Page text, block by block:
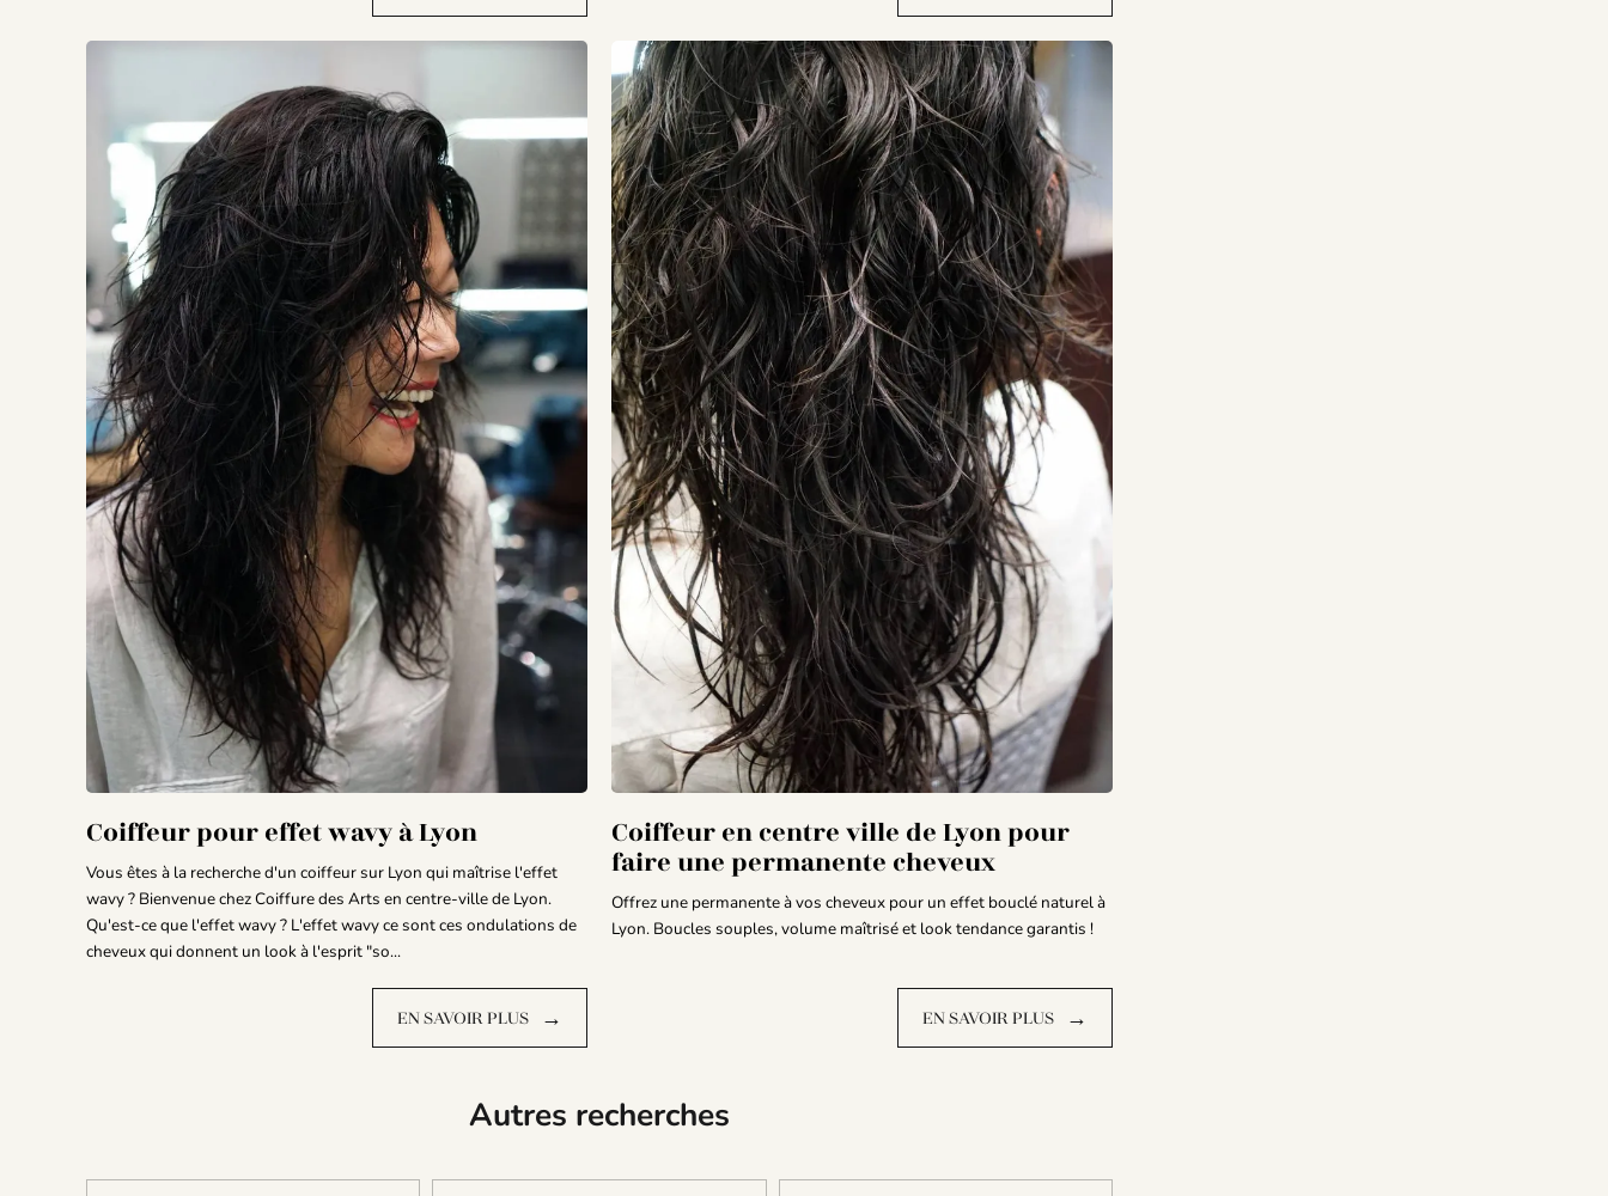
Coiffeur pour effet wavy à Lyon
Vous êtes à la recherche d'un coiffeur sur Lyon qui maîtrise l'effet
wavy ? Bienvenue chez Coiffure des Arts en centre-ville de Lyon.
Qu'est-ce que l'effet wavy ? L'effet wavy ce sont ces ondulations de
cheveux qui donnent un look à l'esprit "so...
EN SAVOIR PLUS →
Coiffeur en centre ville de Lyon pour
faire une permanente cheveux
Offrez une permanente à vos cheveux pour un effet bouclé naturel à
Lyon. Boucles souples, volume maîtrisé et look tendance garantis !
EN SAVOIR PLUS →
Autres recherches